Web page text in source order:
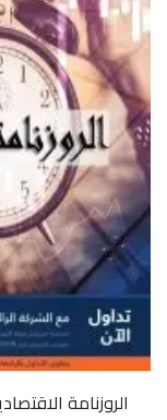
الروزنامة